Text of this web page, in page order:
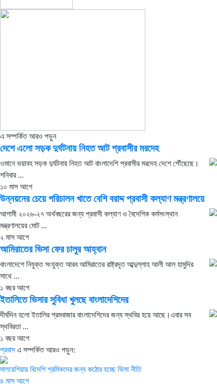
এ সম্পর্কিত আরও পড়ুন
দেশে এলো সড়ক দুর্ঘটনায় নিহত আট প্রবাসীর মরদেহ
ওমানে ভয়াবহ সড়ক দুর্ঘটনায় নিহত আট বাংলাদেশি প্রবাসীর মরদেহ দেশে পৌঁছেছে।
শনিবার ...
১০ মাস আগে
উন্নয়নের চেয়ে পরিচালন খাতে বেশি বরাদ্দ প্রবাসী কল্যাণ মন্ত্রণালয়ে
আগামী ২০২৬-২৭ অর্থবছরের জন্য প্রবাসী কল্যাণ ও বৈদেশিক কর্মসংস্থান
মন্ত্রণালয়ের মোট ...
২ মাস আগে
আমিরাতের ভিসা ফের চালুর আহ্বান
বাংলাদেশে নিযুক্ত সংযুক্ত আরব আমিরাতের রাষ্ট্রদূত আব্দুল্লাহ আলী আল হামুদির
সাথে ...
১ বছর আগে
ইতালিতে ভিসার সুবিধা খুলছে বাংলাদেশিদের
দীর্ঘদিন হলো ইতালির শ্রমবাজার বাংলাদেশিদের জন্য স্থবির হয়ে আছে।এবার সব
স্থবিরতা ...
১ বছর আগে
প্রবাসএ সম্পর্কিত আরও পড়ুন:
মালয়েশিয়ায় বিদেশি শ্রমিকদের জন্য কঠোর হচ্ছে ভিসা নীতি
৪ মাস আগে